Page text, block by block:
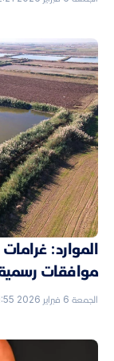
الموارد:
موافقات
الجمعة 6 فبراير 2026 01:55 م